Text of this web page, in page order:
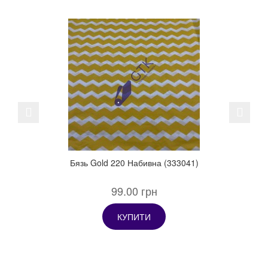
Бязь Gold 220 Набивна (333041)
99.00 грн
КУПИТИ
Previous